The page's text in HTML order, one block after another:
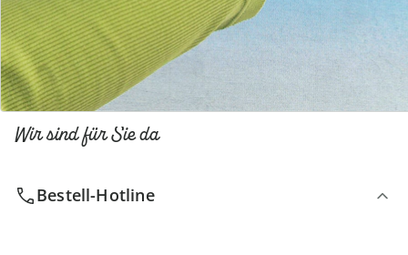
Newsletter abonnieren
Wir sind für Sie da
Bestell-Hotline